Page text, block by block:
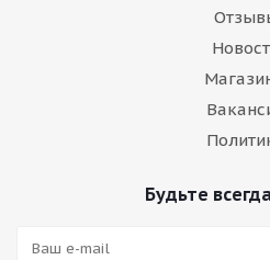
Будьте